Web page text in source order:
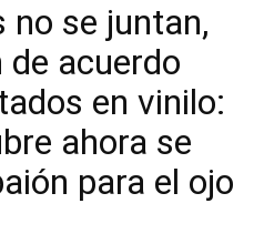
RADIO
no se juntan,
de acuerdo
en vinilo:
ahora se
para el ojo